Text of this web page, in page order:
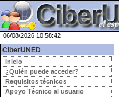
06/08/2026 10:58:42
CiberUNED
Inicio
¿Quién puede acceder?
Requisitos técnicos
Apoyo Técnico al usuario